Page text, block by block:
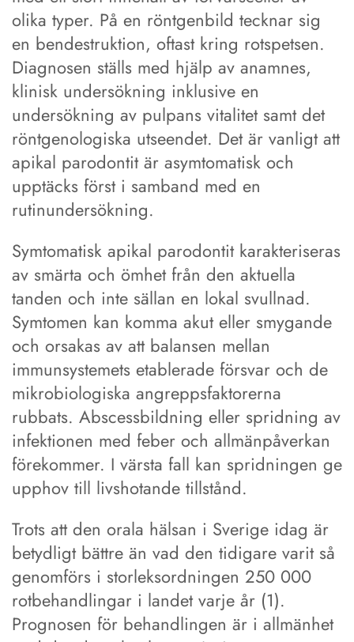
olika typer. På en röntgenbild tecknar sig
en bendestruktion, oftast kring rotspetsen.
Diagnosen ställs med hjälp av anamnes,
klinisk undersökning inklusive en
undersökning av pulpans vitalitet samt det
röntgenologiska utseendet. Det är vanligt att
apikal parodontit är asymtomatisk och
upptäcks först i samband med en
rutinundersökning.
Symtomatisk apikal parodontit karakteriseras
av smärta och ömhet från den aktuella
tanden och inte sällan en lokal svullnad.
Symtomen kan komma akut eller smygande
och orsakas av att balansen mellan
immunsystemets etablerade försvar och de
mikrobiologiska angreppsfaktorerna
rubbats. Abscessbildning eller spridning av
infektionen med feber och allmänpåverkan
förekommer. I värsta fall kan spridningen ge
upphov till livshotande tillstånd.
Trots att den orala hälsan i Sverige idag är
betydligt bättre än vad den tidigare varit så
genomförs i storleksordningen 250 000
rotbehandlingar i landet varje år (1).
Prognosen för behandlingen är i allmänhet